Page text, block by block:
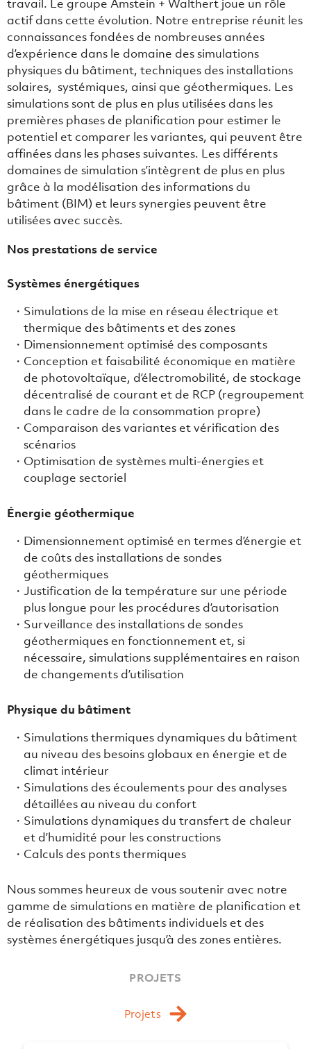
travail. Le groupe Amstein + Walthert joue un rôle
actif dans cette évolution. Notre entreprise réunit les
connaissances fondées de nombreuses années
d’expérience dans le domaine des simulations
physiques du bâtiment, techniques des installations
solaires, systémiques, ainsi que géothermiques. Les
simulations sont de plus en plus utilisées dans les
premières phases de planification pour estimer le
potentiel et comparer les variantes, qui peuvent être
affinées dans les phases suivantes. Les différents
domaines de simulation s’intègrent de plus en plus
grâce à la modélisation des informations du
bâtiment (BIM) et leurs synergies peuvent être
utilisées avec succès.
Nos prestations de service
Systèmes énergétiques
Simulations de la mise en réseau électrique et
thermique des bâtiments et des zones
Dimensionnement optimisé des composants
Conception et faisabilité économique en matière
de photovoltaïque, d’électromobilité, de stockage
décentralisé de courant et de RCP (regroupement
dans le cadre de la consommation propre)
Comparaison des variantes et vérification des
scénarios
Optimisation de systèmes multi-énergies et
couplage sectoriel
Énergie géothermique
Dimensionnement optimisé en termes d’énergie et
de coûts des installations de sondes
géothermiques
Justification de la température sur une période
plus longue pour les procédures d’autorisation
Surveillance des installations de sondes
géothermiques en fonctionnement et, si
nécessaire, simulations supplémentaires en raison
de changements d’utilisation
Physique du bâtiment
Simulations thermiques dynamiques du bâtiment
au niveau des besoins globaux en énergie et de
climat intérieur
Simulations des écoulements pour des analyses
détaillées au niveau du confort
Simulations dynamiques du transfert de chaleur
et d’humidité pour les constructions
Calculs des ponts thermiques
Nous sommes heureux de vous soutenir avec notre
gamme de simulations en matière de planification et
de réalisation des bâtiments individuels et des
systèmes énergétiques jusqu’à des zones entières.
PROJETS
Projets